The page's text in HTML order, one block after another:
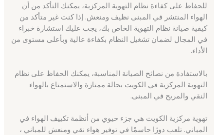
للحفاظ على كفاءة نظام التهوية المركزية، يمكنك التأكد من أن
الهواء المنتشر في المبنى نظيف ومنعش. إذا كنت غير متأكد من
كيفية صيانة نظام التهوية الخاص بك، يجب عليك استشارة خبراء
في المجال لضمان تشغيل النظام بكفاءة عالية وبأعلى مستوى من
الأداء.
بالاستفادة من نصائح الصيانة المناسبة، يمكنك الحفاظ على نظام
التهوية المركزية في الكويت بحالة ممتازة والاستمتاع بالهواء
النقي والمريح في المبنى.
تهوية مركزية الكويت هي جزء حيوي من أنظمة تكييف الهواء في
المباني. تلعب دورًا حاسمًا في توفير هواء نقي ومنعش للمباني ،